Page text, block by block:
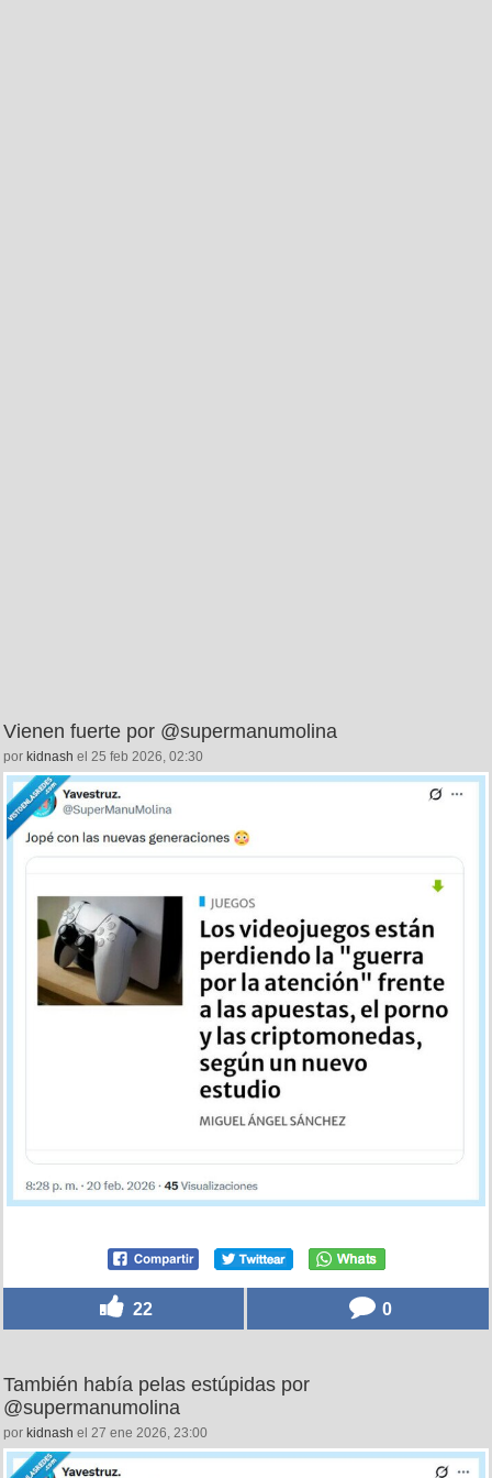
Vienen fuerte por @supermanumolina
por kidnash el 25 feb 2026, 02:30
22 0
También había pelas estúpidas por
@supermanumolina
por kidnash el 27 ene 2026, 23:00